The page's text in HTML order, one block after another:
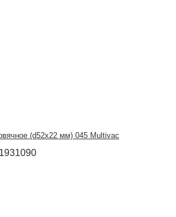
(d52х22 мм) 045 Multivac